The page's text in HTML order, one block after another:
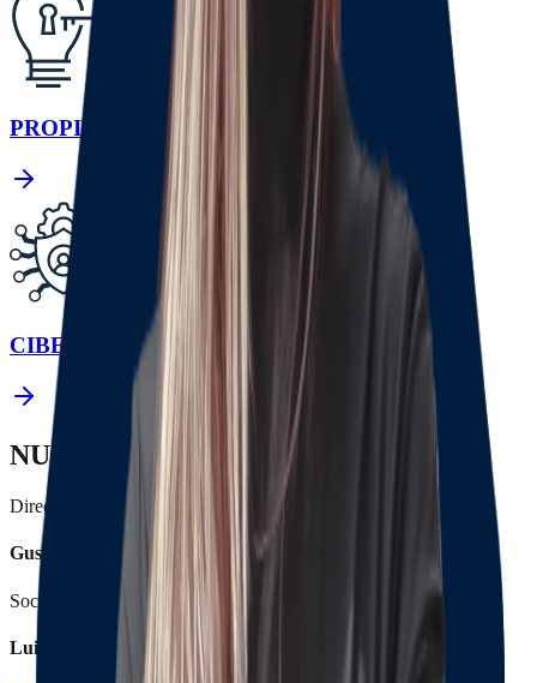
PROPIEDAD INTELECTUAL
CIBER RIESGOS
NUESTROS LÍDERES
Director General
Gustavo Alberto Herrera A.
Socia Gerente de procesos jurídicos
Luisa Fernanda Herrera